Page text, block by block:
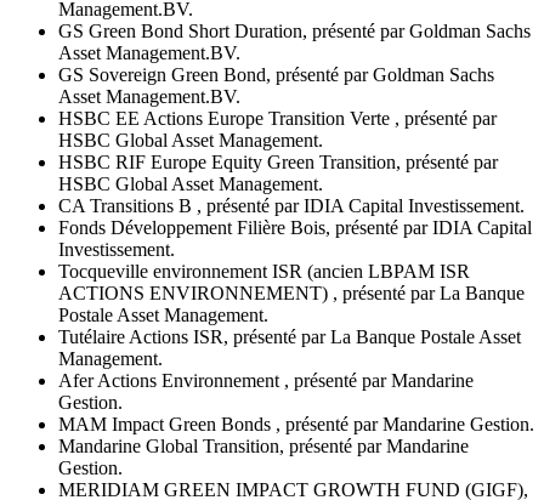
Management.BV.
GS Green Bond Short Duration, présenté par Goldman Sachs
Asset Management.BV.
GS Sovereign Green Bond, présenté par Goldman Sachs
Asset Management.BV.
HSBC EE Actions Europe Transition Verte , présenté par
HSBC Global Asset Management.
HSBC RIF Europe Equity Green Transition, présenté par
HSBC Global Asset Management.
CA Transitions B , présenté par IDIA Capital Investissement.
Fonds Développement Filière Bois, présenté par IDIA Capital
Investissement.
Tocqueville environnement ISR (ancien LBPAM ISR
ACTIONS ENVIRONNEMENT) , présenté par La Banque
Postale Asset Management.
Tutélaire Actions ISR, présenté par La Banque Postale Asset
Management.
Afer Actions Environnement , présenté par Mandarine
Gestion.
MAM Impact Green Bonds , présenté par Mandarine Gestion.
Mandarine Global Transition, présenté par Mandarine
Gestion.
MERIDIAM GREEN IMPACT GROWTH FUND (GIGF),